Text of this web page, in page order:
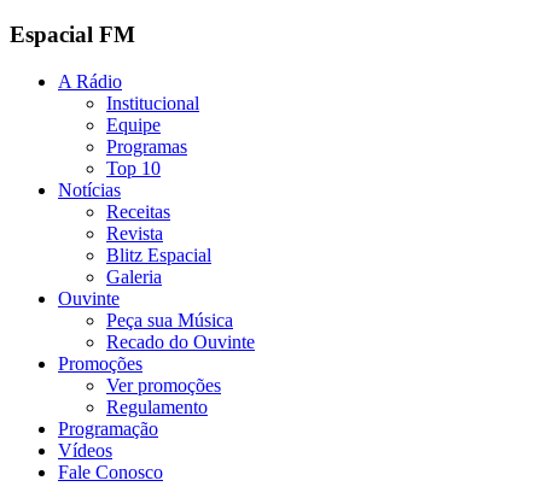
Espacial FM
A Rádio
Institucional
Equipe
Programas
Top 10
Notícias
Receitas
Revista
Blitz Espacial
Galeria
Ouvinte
Peça sua Música
Recado do Ouvinte
Promoções
Ver promoções
Regulamento
Programação
Vídeos
Fale Conosco